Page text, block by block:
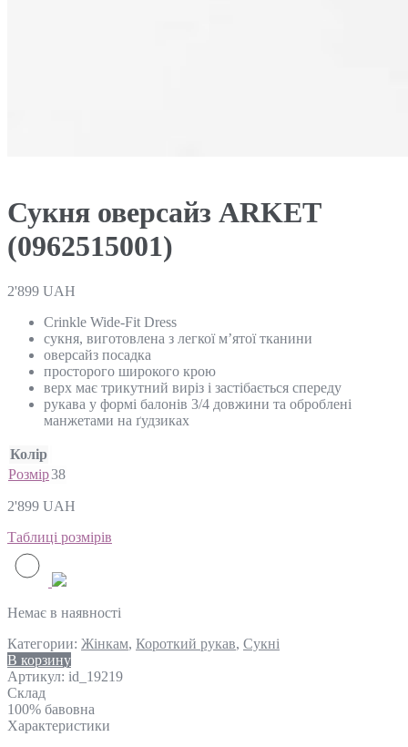
Сукня оверсайз ARKET
(0962515001)
2'899 UAH
Crinkle Wide-Fit Dress
сукня, виготовлена ​​з легкої м’ятої тканини
оверсайз посадка
просторого широкого крою
верх має трикутний виріз і застібається спереду
рукава у формі балонів 3/4 довжини та оброблені
манжетами на ґудзиках
Колір
Розмір38
2'899 UAH
Таблиці розмірів
Немає в наявності
Категории: Жінкам, Короткий рукав, Сукні
В корзину
Артикул: id_19219
Склад
100% бавовна
Характеристики